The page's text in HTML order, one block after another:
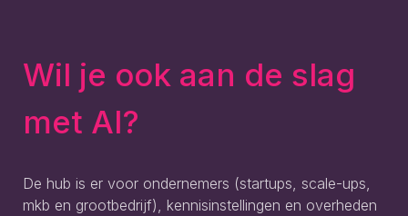
Wil je ook aan de slag
met AI?
De hub is er voor ondernemers (startups, scale-ups,
mkb en grootbedrijf), kennisinstellingen en overheden